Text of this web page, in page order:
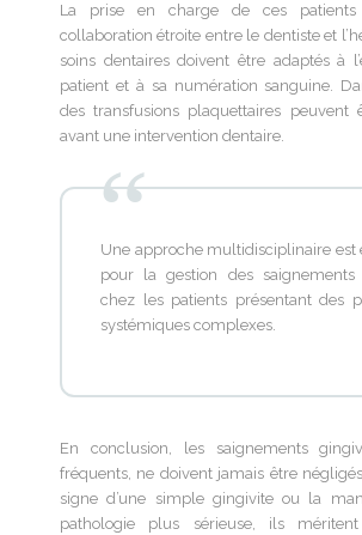
La prise en charge de ces patients
collaboration étroite entre le dentiste et
soins dentaires doivent être adaptés à
patient et à sa numération sanguine.
des transfusions plaquettaires peuvent
avant une intervention dentaire.
Une approche multidisciplinaire est
pour la gestion des saignements
chez les patients présentant des
systémiques complexes.
En conclusion, les saignements
fréquents, ne doivent jamais être
signe d’une simple gingivite ou la
pathologie plus sérieuse, ils